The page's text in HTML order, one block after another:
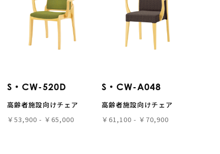
S・CW-520D
高齢者施設向けチェア
￥53,900 - ￥65,000
S・CW-A048
高齢者施設向けチェア
￥61,100 - ￥70,900